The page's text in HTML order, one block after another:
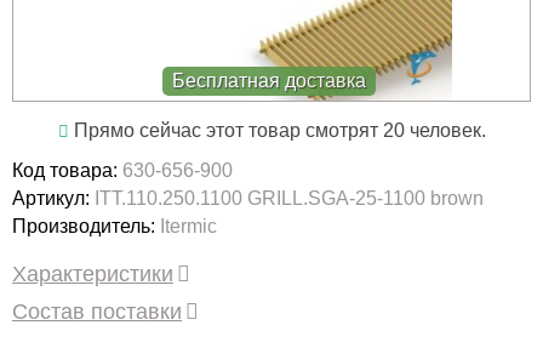
Бесплатная доставка
Прямо сейчас этот товар смотрят 20 человек.
Код товара: 630-656-900
Артикул: ITT.110.250.1100 GRILL.SGA-25-1100 brown
Производитель: Itermic
Характеристики
Состав поставки